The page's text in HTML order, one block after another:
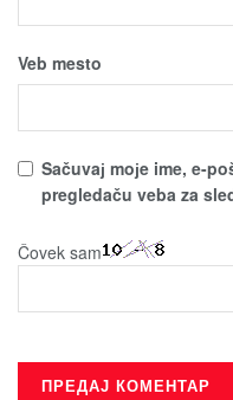
Veb mesto
Sačuvaј moјe ime, e-
pregledaču veba za
Čovek sam